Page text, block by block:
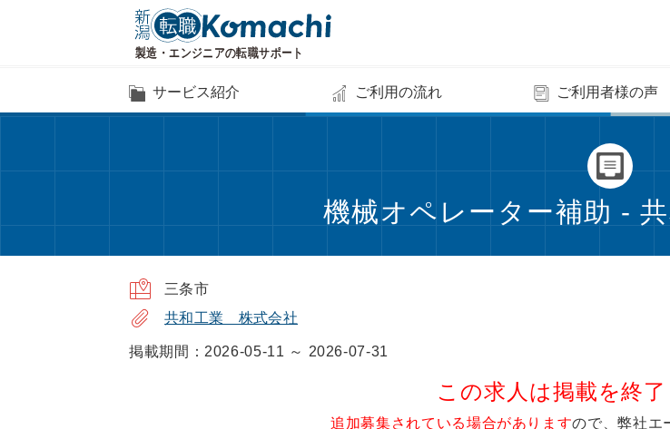
サービス紹介 ご利用の流れ ご利用者様の声
機械オペレーター補助 -
三条市
共和工業 株式会社
掲載期間：2026-05-11 ～ 2026-07-31
この求人は掲載を終了
追加募集されている場合がありますので、弊社エ